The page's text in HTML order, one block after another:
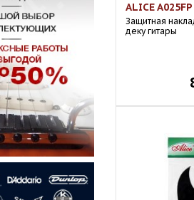
ALICE A025FP
Защитная
деку гитары